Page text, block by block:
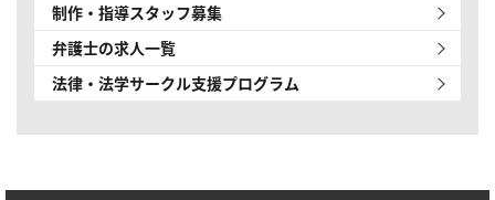
制作・指導スタッフ募集
弁護士の求人一覧
法律・法学サークル支援プログラム